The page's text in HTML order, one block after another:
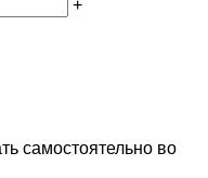
+
самостоятельно во